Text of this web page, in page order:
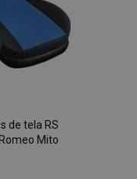
de tela RS
Mito